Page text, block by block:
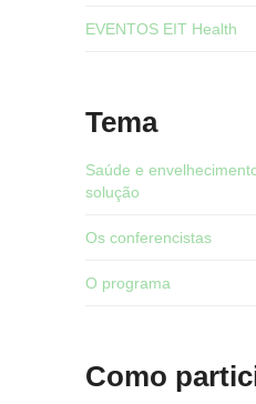
EVENTOS EIT Health
Tema
Saúde e
solução
Os conferencistas
O programa
Como